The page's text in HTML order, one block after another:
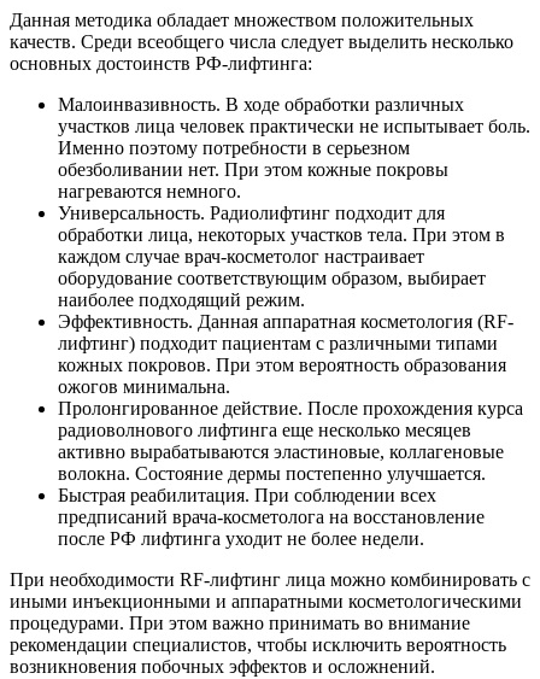
Данная методика обладает множеством положительных
качеств. Среди всеобщего числа следует выделить несколько
основных достоинств РФ-лифтинга:
Малоинвазивность. В ходе обработки различных
участков лица человек практически не испытывает боль.
Именно поэтому потребности в серьезном
обезболивании нет. При этом кожные покровы
нагреваются немного.
Универсальность. Радиолифтинг подходит для
обработки лица, некоторых участков тела. При этом в
каждом случае врач-косметолог настраивает
оборудование соответствующим образом, выбирает
наиболее подходящий режим.
Эффективность. Данная аппаратная косметология (RF-
лифтинг) подходит пациентам с различными типами
кожных покровов. При этом вероятность образования
ожогов минимальна.
Пролонгированное действие. После прохождения курса
радиоволнового лифтинга еще несколько месяцев
активно вырабатываются эластиновые, коллагеновые
волокна. Состояние дермы постепенно улучшается.
Быстрая реабилитация. При соблюдении всех
предписаний врача-косметолога на восстановление
после РФ лифтинга уходит не более недели.
При необходимости RF-лифтинг лица можно комбинировать с
иными инъекционными и аппаратными косметологическими
процедурами. При этом важно принимать во внимание
рекомендации специалистов, чтобы исключить вероятность
возникновения побочных эффектов и осложнений.